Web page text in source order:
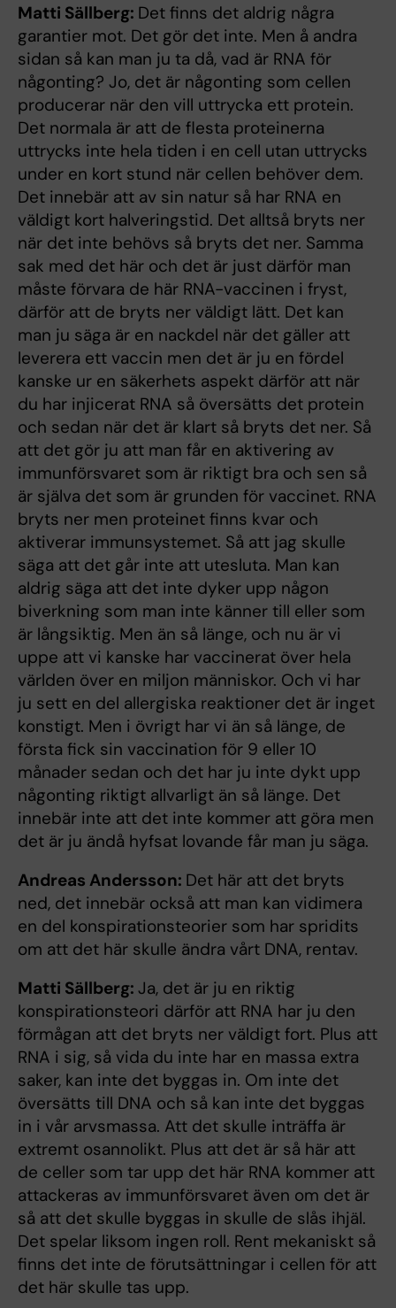
Matti Sällberg: Det finns det aldrig några
garantier mot. Det gör det inte. Men å andra
sidan så kan man ju ta då, vad är RNA för
någonting? Jo, det är någonting som cellen
producerar när den vill uttrycka ett protein.
Det normala är att de flesta proteinerna
uttrycks inte hela tiden i en cell utan uttrycks
under en kort stund när cellen behöver dem.
Det innebär att av sin natur så har RNA en
väldigt kort halveringstid. Det alltså bryts ner
när det inte behövs så bryts det ner. Samma
sak med det här och det är just därför man
måste förvara de här RNA-vaccinen i fryst,
därför att de bryts ner väldigt lätt. Det kan
man ju säga är en nackdel när det gäller att
leverera ett vaccin men det är ju en fördel
kanske ur en säkerhets aspekt därför att när
du har injicerat RNA så översätts det protein
och sedan när det är klart så bryts det ner. Så
att det gör ju att man får en aktivering av
immunförsvaret som är riktigt bra och sen så
är själva det som är grunden för vaccinet. RNA
bryts ner men proteinet finns kvar och
aktiverar immunsystemet. Så att jag skulle
säga att det går inte att utesluta. Man kan
aldrig säga att det inte dyker upp någon
biverkning som man inte känner till eller som
är långsiktig. Men än så länge, och nu är vi
uppe att vi kanske har vaccinerat över hela
världen över en miljon människor. Och vi har
ju sett en del allergiska reaktioner det är inget
konstigt. Men i övrigt har vi än så länge, de
första fick sin vaccination för 9 eller 10
månader sedan och det har ju inte dykt upp
någonting riktigt allvarligt än så länge. Det
innebär inte att det inte kommer att göra men
det är ju ändå hyfsat lovande får man ju säga.
Andreas Andersson: Det här att det bryts
ned, det innebär också att man kan vidimera
en del konspirationsteorier som har spridits
om att det här skulle ändra vårt DNA, rentav.
Matti Sällberg: Ja, det är ju en riktig
konspirationsteori därför att RNA har ju den
förmågan att det bryts ner väldigt fort. Plus att
RNA i sig, så vida du inte har en massa extra
saker, kan inte det byggas in. Om inte det
översätts till DNA och så kan inte det byggas
in i vår arvsmassa. Att det skulle inträffa är
extremt osannolikt. Plus att det är så här att
de celler som tar upp det här RNA kommer att
attackeras av immunförsvaret även om det är
så att det skulle byggas in skulle de slås ihjäl.
Det spelar liksom ingen roll. Rent mekaniskt så
finns det inte de förutsättningar i cellen för att
det här skulle tas upp.